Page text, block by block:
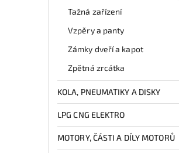
Tažná zařízení
Vzpěry a panty
Zámky dveří a kapot
Zpětná zrcátka
KOLA, PNEUMATIKY A DISKY
LPG CNG ELEKTRO
MOTORY, ČÁSTI A DÍLY MOTORŮ